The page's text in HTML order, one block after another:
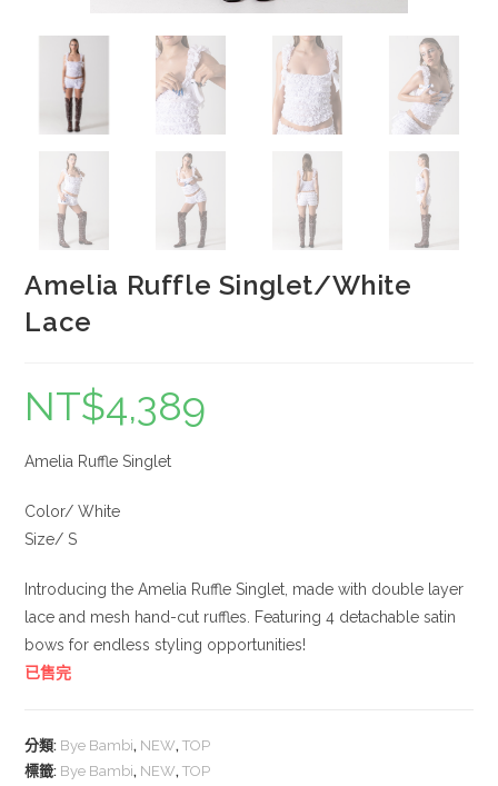
Amelia Ruffle Singlet/White
Lace
NT$4,389
Amelia Ruffle Singlet
Color/ White
Size/ S
Introducing the Amelia Ruffle Singlet, made with double layer
lace and mesh hand-cut ruffles. Featuring 4 detachable satin
bows for endless styling opportunities!
已售完
分類: Bye Bambi, NEW,TOP
標籤: Bye Bambi, NEW,TOP